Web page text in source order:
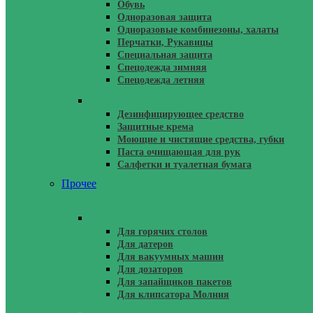
Обувь
Одноразовая защита
Одноразовые комбинезоны, халаты
Перчатки, Рукавицы
Специальная защита
Спецодежда зимняя
Спецодежда летняя
Дезинфицирующее средство
Защитные крема
Моющие и чистящие средства, губки
Паста очищающая для рук
Салфетки и туалетная бумага
Прочее
Для горячих столов
Для датеров
Для вакуумных машин
Для дозаторов
Для запайщиков пакетов
Для клипсатора Молния